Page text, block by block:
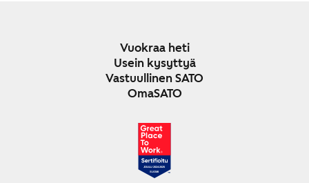
Vuokraa heti
Usein kysyttyä
Vastuullinen SATO
OmaSATO
JOULU 2024-2025
SUOMI